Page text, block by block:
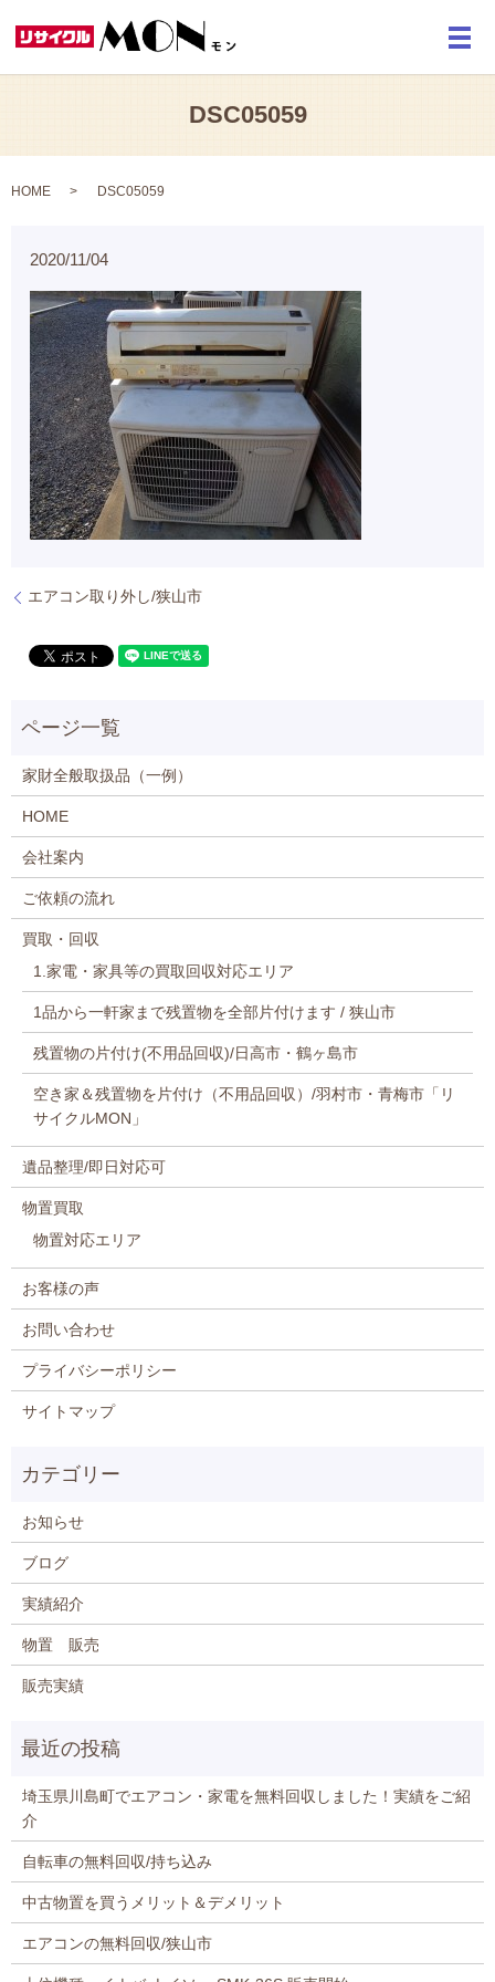
メ
DSC05059
HOME DSC05059
2020/11/04
エアコン取り外し/狭山市
家財全般取扱品（一例）
HOME
会社案内
ご依頼の流れ
買取・回収
1.家電・家具等の買取回収対応エリア
1品から一軒家まで残置物を全部片付けます / 狭山市
残置物の片付け(不用品回収)/日高市・鶴ヶ島市
空き家＆残置物を片付け（不用品回収）/羽村市・青梅市「リ
サイクルMON」
遺品整理/即日対応可
物置買取
物置対応エリア
お客様の声
お問い合わせ
プライバシーポリシー
サイトマップ
お知らせ
ブログ
実績紹介
物置 販売
販売実績
埼玉県川島町でエアコン・家電を無料回収しました！実績をご紹
介
自転車の無料回収/持ち込み
中古物置を買うメリット＆デメリット
エアコンの無料回収/狭山市